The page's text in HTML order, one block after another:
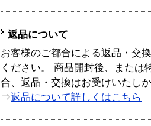
返品について
お客様のご都合による返品・交
ください。 商品開封後、または
合、返品・交換はお受けいたし
⇒返品について詳しくはこちら